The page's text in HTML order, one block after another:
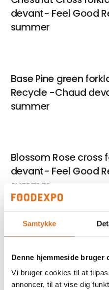
Samtykke
Denne hjemmeside bruger
Vi bruger cookies til at
annoncer, til at vise dig
devant- Feel Good
summer
Base Pine green
Recycle -Chaud
summer
Blossom Rose
devant- Feel Good
summer
Sunwill Extreme